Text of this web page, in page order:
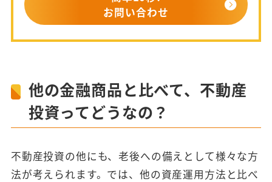
お問い合わせ
他の金融商品と比べて、不動産
投資ってどうなの？
不動産投資の他にも、老後への備えとして様々な方
法が考えられます。では、他の資産運用方法と比べ